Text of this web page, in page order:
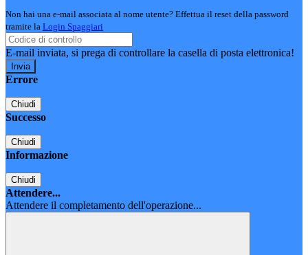
Non hai una e-mail associata al nome utente? Effettua il reset della password
tramite la Login Spaggiari
E-mail inviata, si prega di controllare la casella di posta elettronica!
Errore
Chiudi
Successo
Chiudi
Informazione
Chiudi
Attendere...
Attendere il completamento dell'operazione...